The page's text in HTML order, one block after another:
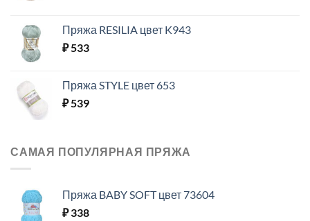
Пряжа RESILIA цвет K943
₽533
Пряжа STYLE цвет 653
₽539
САМАЯ ПОПУЛЯРНАЯ ПРЯЖА
Пряжа BABY SOFT цвет 73604
₽338